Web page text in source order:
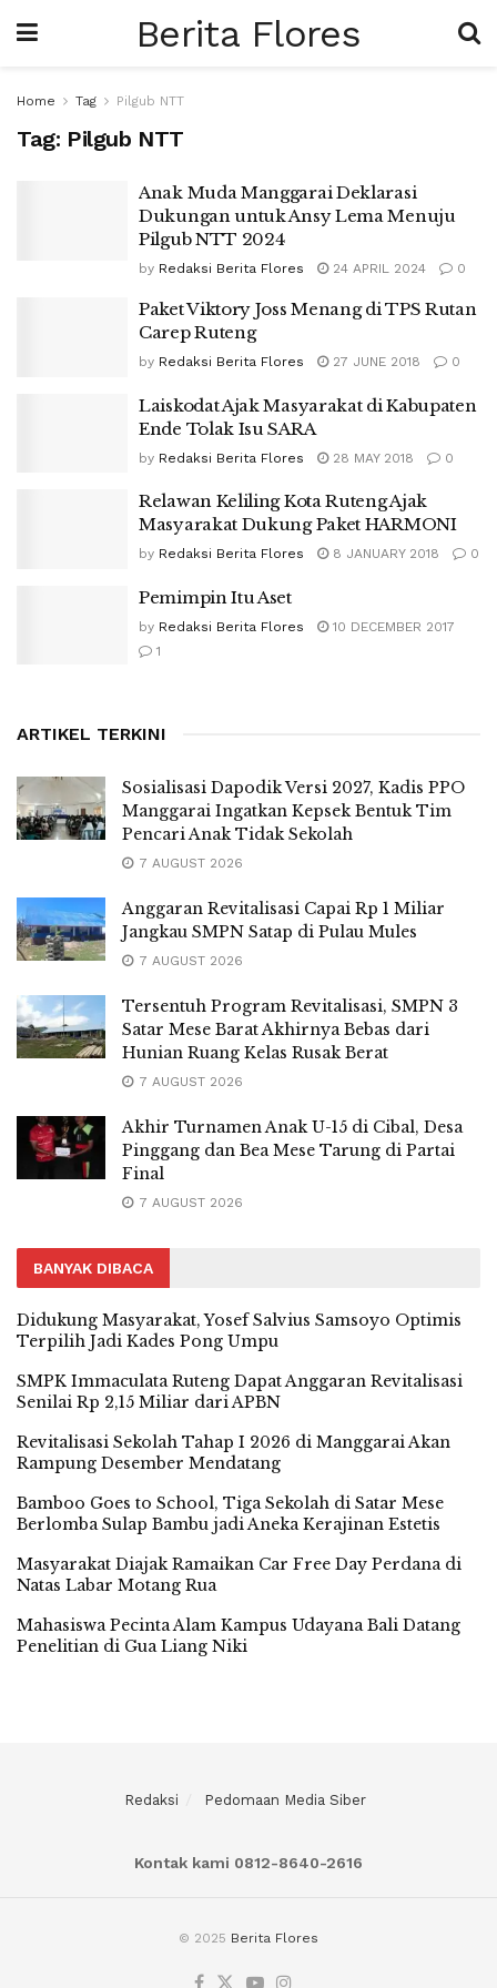
Berita Flores
Home Tag Pilgub NTT
Tag: Pilgub NTT
Anak Muda Manggarai Deklarasi
Dukungan untuk Ansy Lema Menuju
Pilgub NTT 2024
by Redaksi Berita Flores 24 APRIL 2024 0
Paket Viktory Joss Menang di TPS Rutan
Carep Ruteng
by Redaksi Berita Flores 27 JUNE 2018 0
Laiskodat Ajak Masyarakat di Kabupaten
Ende Tolak Isu SARA
by Redaksi Berita Flores 28 MAY 2018 0
Relawan Keliling Kota Ruteng Ajak
Masyarakat Dukung Paket HARMONI
by Redaksi Berita Flores 8 JANUARY 2018 0
Pemimpin Itu Aset
by Redaksi Berita Flores
10 DECEMBER 2017
1
ARTIKEL TERKINI
Sosialisasi Dapodik Versi 2027, Kadis PPO
Manggarai Ingatkan Kepsek Bentuk Tim
Pencari Anak Tidak Sekolah
7 AUGUST 2026
Anggaran Revitalisasi Capai Rp 1 Miliar
Jangkau SMPN Satap di Pulau Mules
7 AUGUST 2026
Tersentuh Program Revitalisasi, SMPN 3
Satar Mese Barat Akhirnya Bebas dari
Hunian Ruang Kelas Rusak Berat
7 AUGUST 2026
Akhir Turnamen Anak U-15 di Cibal, Desa
Pinggang dan Bea Mese Tarung di Partai
Final
7 AUGUST 2026
BANYAK DIBACA
Didukung Masyarakat, Yosef Salvius Samsoyo Optimis
Terpilih Jadi Kades Pong Umpu
SMPK Immaculata Ruteng Dapat Anggaran Revitalisasi
Senilai Rp 2,15 Miliar dari APBN
Revitalisasi Sekolah Tahap I 2026 di Manggarai Akan
Rampung Desember Mendatang
Bamboo Goes to School, Tiga Sekolah di Satar Mese
Berlomba Sulap Bambu jadi Aneka Kerajinan Estetis
Masyarakat Diajak Ramaikan Car Free Day Perdana di
Natas Labar Motang Rua
Mahasiswa Pecinta Alam Kampus Udayana Bali Datang
Penelitian di Gua Liang Niki
Redaksi Pedomaan Media Siber
Kontak kami 0812-8640-2616
© 2025 Berita Flores